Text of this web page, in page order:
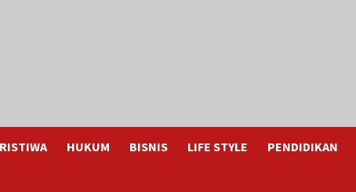
HUKUM BISNIS LIFE STYLE PENDIDIKAN